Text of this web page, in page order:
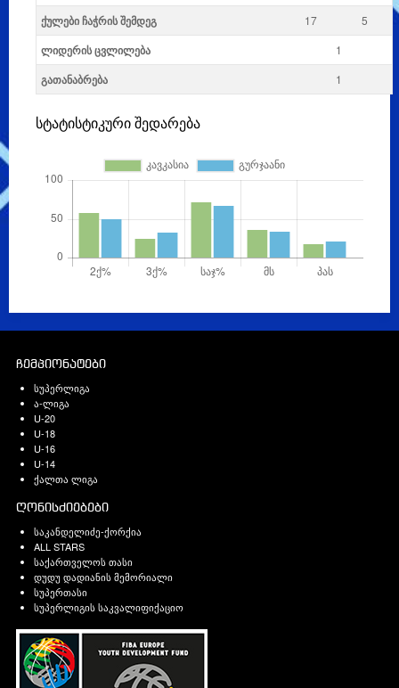
ქულები ჩაჭრის შემდეგ 17 5
ლიდერის ცვლილება 1
გათანაბრება 1
სტატისტიკური შედარება
ჩემპიონატები
სუპერლიგა
ა-ლიგა
U-20
U-18
U-16
U-14
ქალთა ლიგა
ღონისძიებები
საკანდელიძე-ქორქია
ALL STARS
საქართველოს თასი
დუდუ დადიანის მემორიალი
სუპერთასი
სუპერლიგის საკვალიფიქაციო